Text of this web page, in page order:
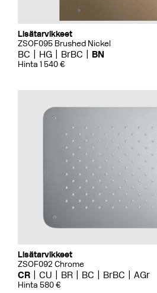
Lisätarvikkeet
ZSOF095 Brushed Nickel
BC HG BrBC BN
Hinta 1 540 €
Lisätarvikkeet
ZSOF092 Chrome
CR CU BR BC BrBC AGr
Hinta 580 €